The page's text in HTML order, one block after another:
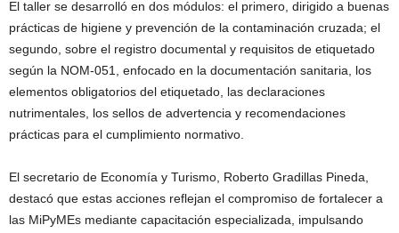
El taller se desarrolló en dos módulos: el primero, dirigido a buenas
prácticas de higiene y prevención de la contaminación cruzada; el
segundo, sobre el registro documental y requisitos de etiquetado
según la NOM-051, enfocado en la documentación sanitaria, los
elementos obligatorios del etiquetado, las declaraciones
nutrimentales, los sellos de advertencia y recomendaciones
prácticas para el cumplimiento normativo.
El secretario de Economía y Turismo, Roberto Gradillas Pineda,
destacó que estas acciones reflejan el compromiso de fortalecer a
las MiPyMEs mediante capacitación especializada, impulsando